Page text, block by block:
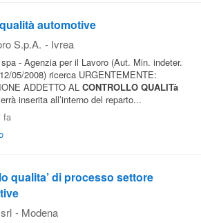
automotive
S.p.A. - Ivrea
- Agenzia per il Lavoro (Aut. Min. indeter.
05/2008) ricerca URGENTEMENTE:
ADDETTO AL CONTROLLO QUALITà
inserita all’interno del reparto...
fa
qualita’ di processo settore
- Modena